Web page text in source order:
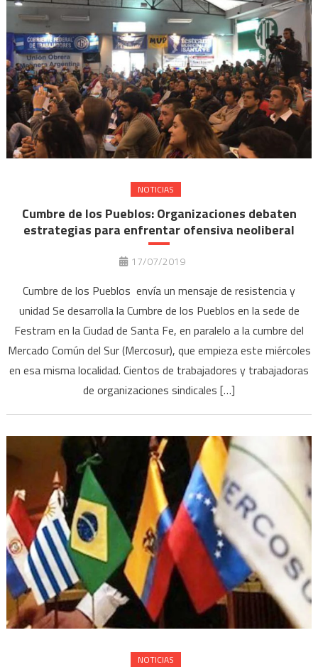
NOTICIAS
Cumbre de los Pueblos: Organizaciones debaten
estrategias para enfrentar ofensiva neoliberal
17/07/2019
Cumbre de los Pueblos envía un mensaje de resistencia y
unidad Se desarrolla la Cumbre de los Pueblos en la sede de
Festram en la Ciudad de Santa Fe, en paralelo a la cumbre del
Mercado Común del Sur (Mercosur), que empieza este miércoles
en esa misma localidad. Cientos de trabajadores y trabajadoras
de organizaciones sindicales […]
NOTICIAS